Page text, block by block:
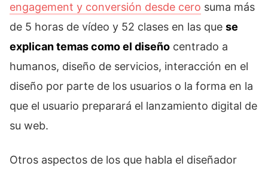
engagement y conversión desde cero suma más
de 5 horas de vídeo y 52 clases en las que se
explican temas como el diseño centrado a
humanos, diseño de servicios, interacción en el
diseño por parte de los usuarios o la forma en la
que el usuario preparará el lanzamiento digital de
su web.
Otros aspectos de los que habla el diseñador